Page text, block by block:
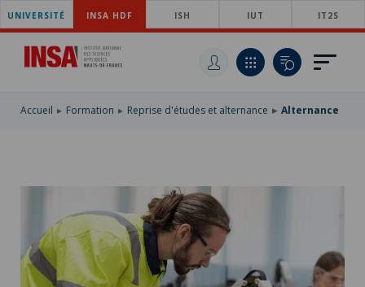
ACCÉDER
AU
MENU
PRINCIPAL
ALLER
CONTENU
ACCÉDER
RECHERCHE
UNIVERSITÉ INSA HDF ISH IUT IT2S
Accueil Formation Reprise d'études et alternance Alternance